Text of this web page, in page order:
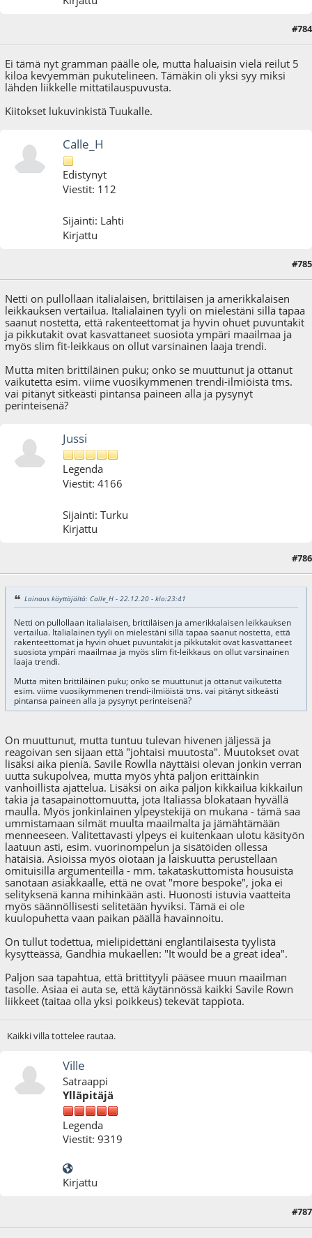
#784
Ei tämä nyt gramman päälle ole, mutta haluaisin vielä reilut 5
kiloa kevyemmän pukutelineen. Tämäkin oli yksi syy miksi
lähden liikkelle mittatilauspuvusta.
Kiitokset lukuvinkistä Tuukalle.
Calle_H
Edistynyt
Viestit: 112
Sijainti: Lahti
Kirjattu
#785
Netti on pullollaan italialaisen, brittiläisen ja amerikkalaisen
leikkauksen vertailua. Italialainen tyyli on mielestäni sillä tapaa
saanut nostetta, että rakenteettomat ja hyvin ohuet puvuntakit
ja pikkutakit ovat kasvattaneet suosiota ympäri maailmaa ja
myös slim fit-leikkaus on ollut varsinainen laaja trendi.
Mutta miten brittiläinen puku; onko se muuttunut ja ottanut
vaikutetta esim. viime vuosikymmenen trendi-ilmiöistä tms.
vai pitänyt sitkeästi pintansa paineen alla ja pysynyt
perinteisenä?
Jussi
Legenda
Viestit: 4166
Sijainti: Turku
Kirjattu
#786
Lainaus käyttäjältä: Calle_H - 22.12.20 - klo:23:41
Netti on pullollaan italialaisen, brittiläisen ja amerikkalaisen leikkauksen
vertailua. Italialainen tyyli on mielestäni sillä tapaa saanut nostetta, että
rakenteettomat ja hyvin ohuet puvuntakit ja pikkutakit ovat kasvattaneet
suosiota ympäri maailmaa ja myös slim fit-leikkaus on ollut varsinainen
laaja trendi.
Mutta miten brittiläinen puku; onko se muuttunut ja ottanut vaikutetta
esim. viime vuosikymmenen trendi-ilmiöistä tms. vai pitänyt sitkeästi
pintansa paineen alla ja pysynyt perinteisenä?
On muuttunut, mutta tuntuu tulevan hivenen jäljessä ja
reagoivan sen sijaan että "johtaisi muutosta". Muutokset ovat
lisäksi aika pieniä. Savile Rowlla näyttäisi olevan jonkin verran
uutta sukupolvea, mutta myös yhtä paljon erittäinkin
vanhoillista ajattelua. Lisäksi on aika paljon kikkailua kikkailun
takia ja tasapainottomuutta, jota Italiassa blokataan hyvällä
maulla. Myös jonkinlainen ylpeystekijä on mukana - tämä saa
ummistamaan silmät muulta maailmalta ja jämähtämään
menneeseen. Valitettavasti ylpeys ei kuitenkaan ulotu käsityön
laatuun asti, esim. vuorinompelun ja sisätöiden ollessa
hätäisiä. Asioissa myös oiotaan ja laiskuutta perustellaan
omituisilla argumenteilla - mm. takataskuttomista housuista
sanotaan asiakkaalle, että ne ovat "more bespoke", joka ei
selityksenä kanna mihinkään asti. Huonosti istuvia vaatteita
myös säännöllisesti selitetään hyviksi. Tämä ei ole
kuulopuhetta vaan paikan päällä havainnoitu.
On tullut todettua, mielipidettäni englantilaisesta tyylistä
kysytteässä, Gandhia mukaellen: "It would be a great idea".
Paljon saa tapahtua, että brittityyli pääsee muun maailman
tasolle. Asiaa ei auta se, että käytännössä kaikki Savile Rown
liikkeet (taitaa olla yksi poikkeus) tekevät tappiota.
Kaikki villa tottelee rautaa.
Ville
Satraappi
Ylläpitäjä
Legenda
Viestit: 9319
Kirjattu
#787